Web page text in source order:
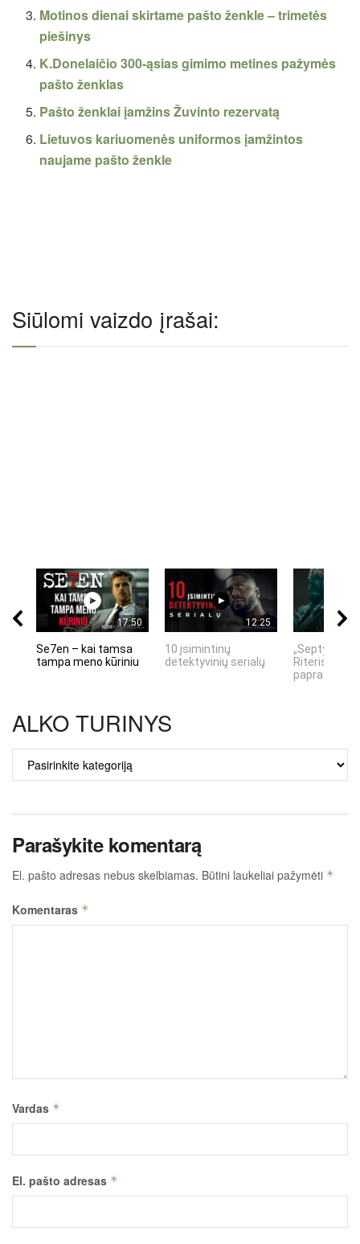
Motinos dienai skirtame pašto ženkle – trimetės
piešinys
K.Donelaičio 300-ąsias gimimo metines pažymės
pašto ženklas
Pašto ženklai įamžins Žuvinto rezervatą
Lietuvos kariuomenės uniformos įamžintos
naujame pašto ženkle
Siūlomi vaizdo įrašai:
17:50
Se7en – kai tamsa
tampa meno kūriniu
12:25
10 įsimintinų
detektyvinių serialų
„Septynių
Riteris" – kai
ALKO TURINYS
ALKO
TURINYS
Parašykite komentarą
El. pašto adresas nebus skelbiamas. Būtini laukeliai pažymėti *
Komentaras *
Vardas *
El. pašto adresas *